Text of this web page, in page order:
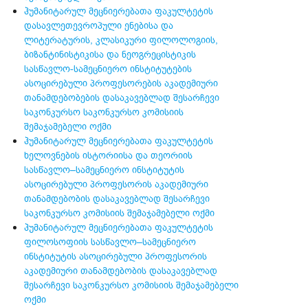
ჰუმანიტარულ მეცნიერებათა ფაკულტეტის
დასავლეთევროპული ენებისა და
ლიტერატურის, კლასიკური ფილოლოგიის,
ბიზანტინისტიკისა და ნეოგრეცისტიკის
სასწავლო-სამეცნიერო ინსტიტუტების
ასოცირებული პროფესორების აკადემიური
თანამდებობების დასაკავებლად შესარჩევი
საკონკურსო საკონკურსო კომისიის
შემაჯამებელი ოქმი
ჰუმანიტარულ მეცნიერებათა ფაკულტეტის
ხელოვნების ისტორიისა და თეორიის
სასწავლო–სამეცნიერო ინსტიტუტის
ასოცირებული პროფესორის აკადემიური
თანამდებობის დასაკავებლად შესარჩევი
საკონკურსო კომისიის შემაჯამებელი ოქმი
ჰუმანიტარულ მეცნიერებათა ფაკულტეტის
ფილოსოფიის სასწავლო–სამეცნიერო
ინსტიტუტის ასოცირებული პროფესორის
აკადემიური თანამდებობის დასაკავებლად
შესარჩევი საკონკურსო კომისიის შემაჯამებელი
ოქმი